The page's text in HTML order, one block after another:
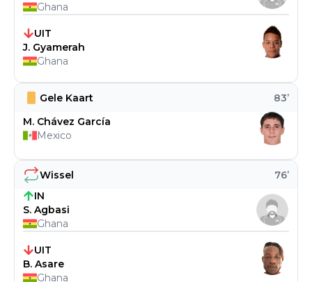
Wissel 76’
IN
S. Agbasi
Ghana
UIT
B. Asare
Ghana
Gele Kaart 83’
M. Chávez García
Mexico
Ghana
UIT
J. Gyamerah
Ghana